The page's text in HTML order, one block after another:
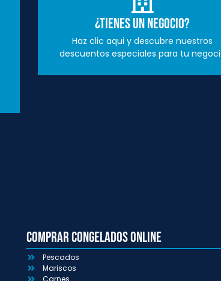
¿Tienes un negocio?
Haz clic aqui y descubre nuestros
descuentos especiales para tu
Comprar congelados online
Pescados
Mariscos
Carnes